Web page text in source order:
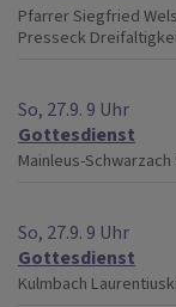
Pfarrer Siegfried
Presseck
So, 27.9. 9 Uhr
Gottesdienst
Mainleus-Schwarzach
So, 27.9. 9 Uhr
Gottesdienst
Kulmbach